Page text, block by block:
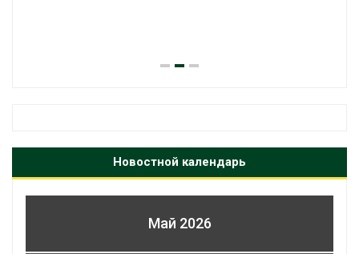
Новостной календарь
Май 2026